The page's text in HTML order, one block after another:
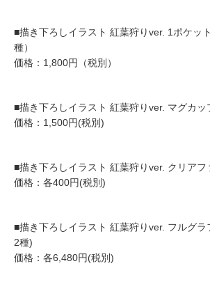
■描き下ろしイラスト 紅葉狩りver. 1ポケッ
種）
価格：1,800円（税別）
■描き下ろしイラスト 紅葉狩りver. マグカッ
価格：1,500円(税別)
■描き下ろしイラスト 紅葉狩りver. クリアフ
価格：各400円(税別)
■描き下ろしイラスト 紅葉狩りver. フルグ
2種)
価格：各6,480円(税別)